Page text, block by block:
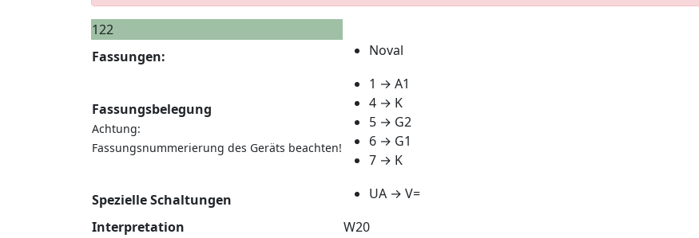
122
Fassungen:
Noval
Fassungsbelegung
Achtung:
Fassungsnummerierung des Geräts beachten!
1 → A1
4 → K
5 → G2
6 → G1
7 → K
Spezielle Schaltungen
UA → V=
Interpretation
W20